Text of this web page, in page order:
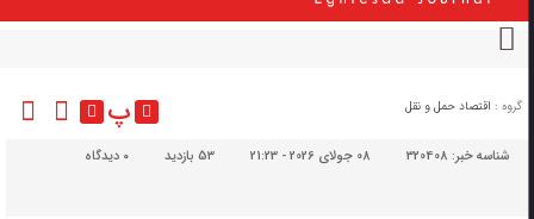
گروه : اقتصاد حمل و نقل پ
شناسه خبر:320408 08 جولای 2026 - 21:23 53 بازدید دیدگاه